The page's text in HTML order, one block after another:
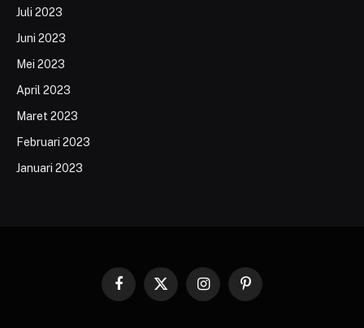
Juli 2023
Juni 2023
Mei 2023
April 2023
Maret 2023
Februari 2023
Januari 2023
Facebook
X
InstagramPinterest